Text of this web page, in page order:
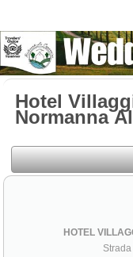
Hotel
Normanna
HOTEL